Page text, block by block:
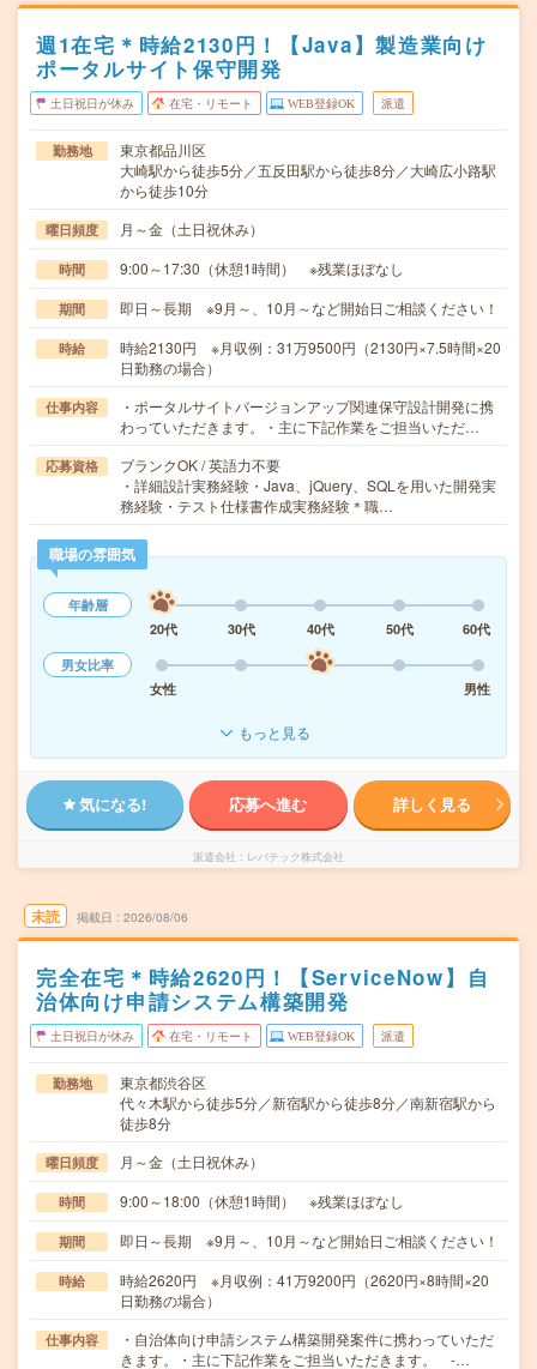
週1在宅＊時給2130円！【Java】製造業向け
ポータルサイト保守開発
土日祝日が休み 在宅・リモート WEB登録OK 派遣
勤務地
東京都品川区
大崎駅から徒歩5分／五反田駅から徒歩8分／大崎広小路駅
から徒歩10分
曜日頻度 月～金（土日祝休み）
時間 9:00～17:30（休憩1時間） ※残業ほぼなし
期間 即日～長期 ※9月～、10月～など開始日ご相談ください！
時給
時給2130円 ※月収例：31万9500円（2130円×7.5時間×20
日勤務の場合）
仕事内容
・ポータルサイトバージョンアップ関連保守設計開発に携
わっていただきます。・主に下記作業をご担当いただ…
応募資格
ブランクOK / 英語力不要
・詳細設計実務経験・Java、jQuery、SQLを用いた開発実
務経験・テスト仕様書作成実務経験＊職…
職場の雰囲気
年齢層
20代
30代 40代 50代
60代
男女比率
女性
男性
もっと見る
気になる! 応募へ進む 詳しく見る
派遣会社 レバテック株式会社
未読 掲載日 2026/08/06
完全在宅＊時給2620円！【ServiceNow】自
治体向け申請システム構築開発
土日祝日が休み 在宅・リモート WEB登録OK 派遣
勤務地
東京都渋谷区
代々木駅から徒歩5分／新宿駅から徒歩8分／南新宿駅から
徒歩8分
曜日頻度 月～金（土日祝休み）
時間 9:00～18:00（休憩1時間） ※残業ほぼなし
期間 即日～長期 ※9月～、10月～など開始日ご相談ください！
時給
時給2620円 ※月収例：41万9200円（2620円×8時間×20
日勤務の場合）
仕事内容
・自治体向け申請システム構築開発案件に携わっていただ
きます。・主に下記作業をご担当いただきます。 -…